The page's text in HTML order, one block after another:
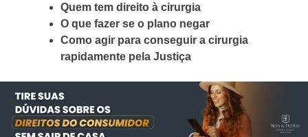
Quem tem direito à cirurgia
O que fazer se o plano negar
Como agir para conseguir a cirurgia
rapidamente pela Justiça